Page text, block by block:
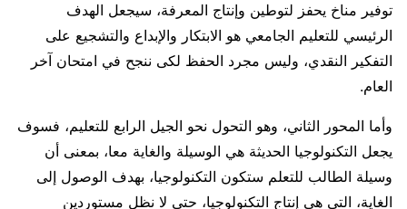
توفير مناخ يحفز لتوطين وإنتاج المعرفة، سيجعل الهدف
الرئيسي للتعليم الجامعي هو الابتكار والإبداع والتشجيع على
التفكير النقدي، وليس مجرد الحفظ لكى ننجح في امتحان آخر
العام.
وأما المحور الثاني، وهو التحول نحو الجيل الرابع للتعليم، فسوف
يجعل التكنولوجيا الحديثة هي الوسيلة والغاية معا، بمعنى أن
وسيلة الطالب للتعلم ستكون التكنولوجيا، بهدف الوصول إلى
الغاية، التي هي إنتاج التكنولوجيا، حتى لا نظل مستوردين